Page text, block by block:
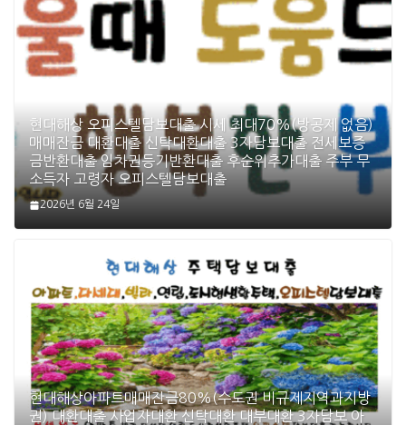
현대해상 오피스텔담보대출 시세 최대70%(방공제 없음)
매매잔금 대환대출 신탁대환대출 3자담보대출 전세보증
금반환대출 임차권등기반환대출 후순위추가대출 주부 무
소득자 고령자 오피스텔담보대출
2026년 6월 24일
현대해상아파트매매잔금80%(수도권 비규제지역과지방
권) 대환대출 사업자대환 신탁대환 대부대환 3자담보 아